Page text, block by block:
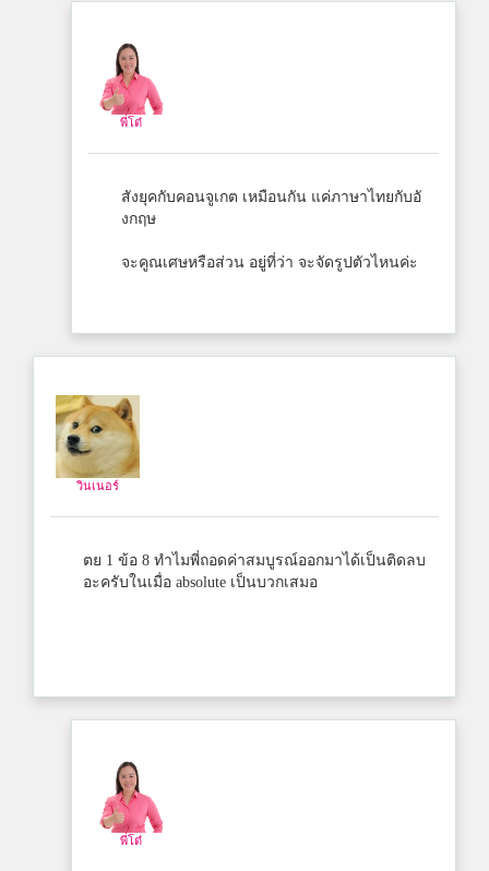
พี่โต๋
สังยุคกับคอนจูเกต เหมือนกัน แค่ภาษาไทยกับอั
งกฤษ
จะคูณเศษหรือส่วน อยู่ที่ว่า จะจัดรูปตัวไหนค่ะ
วินเนอร์
ตย 1 ข้อ 8 ทำไมพี่ถอดค่าสมบูรณ์ออกมาได้เป็นติดลบ
อะครับในเมื่อ absolute เป็นบวกเสมอ
พี่โต๋